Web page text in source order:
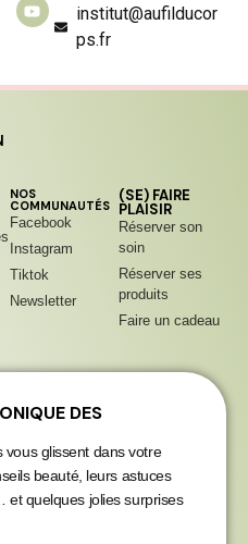
institut@aufilducor
ps.fr
NOS
COMMUNAUTÉS
Facebook
Instagram
Tiktok
Newsletter
(SE) FAIRE
PLAISIR
Réserver son
soin
Réserver ses
produits
Faire un cadeau
DES
glissent dans votre
beauté, leurs astuces
quelques jolies surprises